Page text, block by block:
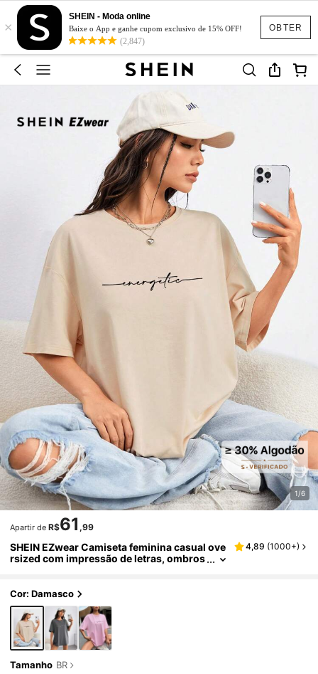
OBTER
×
SHEIN - Moda online
Baixe o App e ganhe cupom exclusivo de 15% OFF!
(2,847)
1/6
Apartir de R$61 ,99
SHEIN EZwear Camiseta feminina casual ove
rsized com impressão de letras, ombros
4,89 (1000+)
Cor: Damasco
Tamanho BR